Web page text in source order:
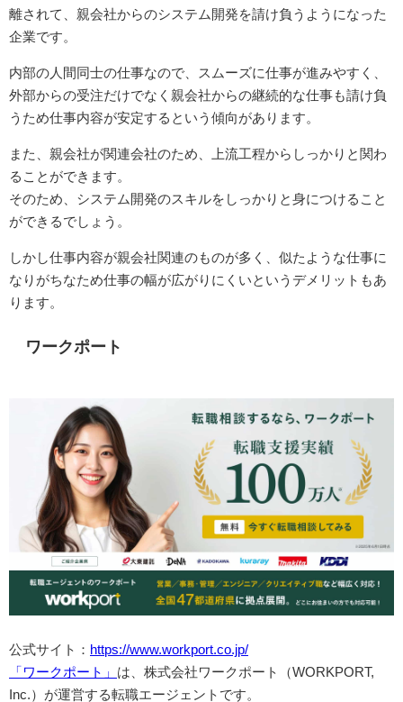
離されて、親会社からのシステム開発を請け負うようになった
企業です。
内部の人間同士の仕事なので、スムーズに仕事が進みやすく、
外部からの受注だけでなく親会社からの継続的な仕事も請け負
うため仕事内容が安定するという傾向があります。
また、親会社が関連会社のため、上流工程からしっかりと関わ
ることができます。
そのため、システム開発のスキルをしっかりと身につけること
ができるでしょう。
しかし仕事内容が親会社関連のものが多く、似たような仕事に
なりがちなため仕事の幅が広がりにくいというデメリットもあ
ります。
ワークポート
公式サイト： https://www.workport.co.jp/
「ワークポート」 は、株式会社ワークポート（WORKPORT,
Inc.）が運営する転職エージェントです。